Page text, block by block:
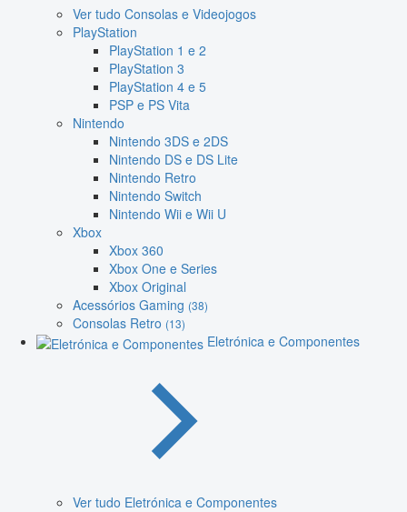
Ver tudo Consolas e Videojogos
PlayStation
PlayStation 1 e 2
PlayStation 3
PlayStation 4 e 5
PSP e PS Vita
Nintendo
Nintendo 3DS e 2DS
Nintendo DS e DS Lite
Nintendo Retro
Nintendo Switch
Nintendo Wii e Wii U
Xbox
Xbox 360
Xbox One e Series
Xbox Original
Acessórios Gaming (38)
Consolas Retro (13)
Eletrónica e Componentes
Ver tudo Eletrónica e Componentes